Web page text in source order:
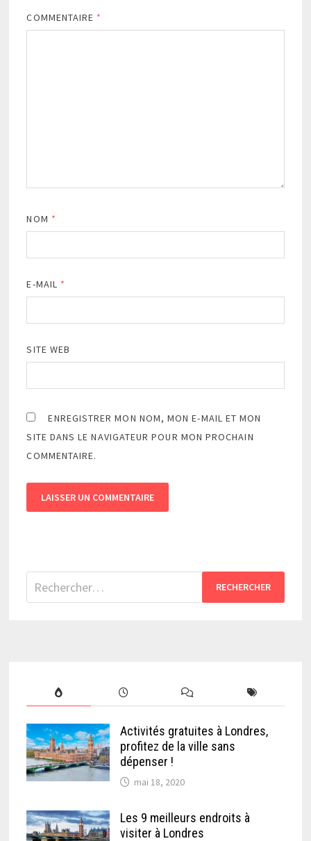
COMMENTAIRE *
NOM *
E-MAIL *
SITE WEB
ENREGISTRER MON NOM, MON E-MAIL ET MON
SITE DANS LE NAVIGATEUR POUR MON PROCHAIN
COMMENTAIRE.
Rechercher :
Activités gratuites à Londres,
profitez de la ville sans
dépenser !
mai 18, 2020
Les 9 meilleurs endroits à
visiter à Londres